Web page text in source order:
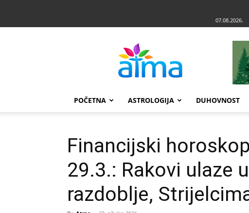
07.08.2026.
POČETNA ASTROLOGIJA DUHOVNOST
Financijski
29.3.: Rakovi ulaze
razdoblje,